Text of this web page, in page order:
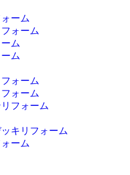
ーム
ォーム
ム
ム
フォーム
ォーム
フォーム
キリフォーム
ーム